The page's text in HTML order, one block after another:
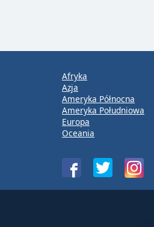
Afryka
Azja
Ameryka Północna
Ameryka Południowa
Europa
Oceania